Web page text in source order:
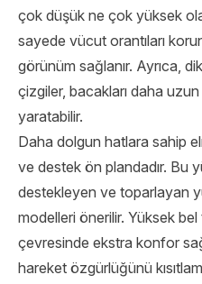
çok düşük ne çok yüksek
sayede vücut orantıları
görünüm sağlanır. Ayrıca,
çizgiler, bacakları daha
yaratabilir.
Daha dolgun hatlara sahip
ve destek ön plandadır. Bu
destekleyen ve toparlayan
modelleri önerilir. Yüksek bel
çevresinde ekstra konfor
hareket özgürlüğünü